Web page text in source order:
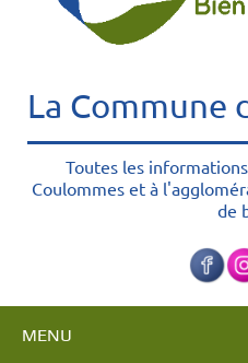
La Commune
Toutes les
Coulommes et à
de
MENU